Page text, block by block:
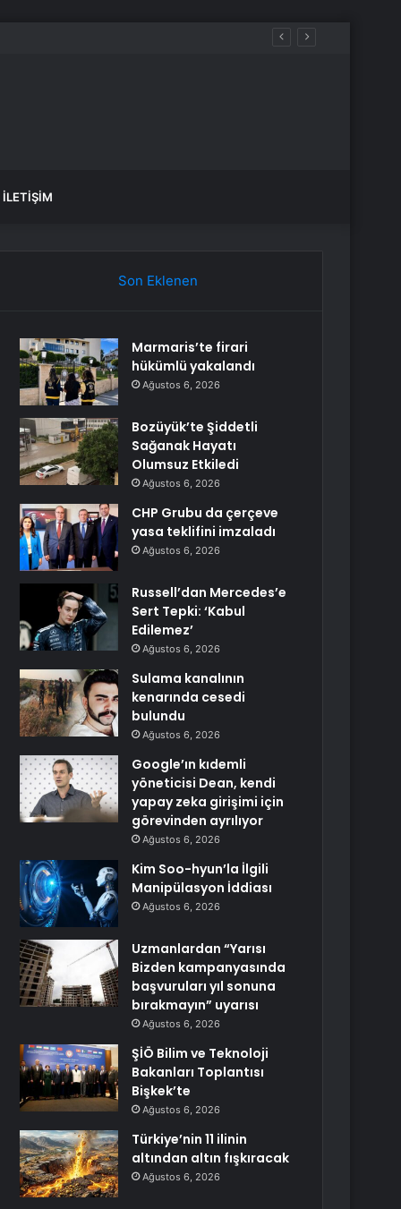
İLETIŞIM
Son Eklenen
Marmaris’te firari
hükümlü yakalandı
Ağustos 6, 2026
Bozüyük’te Şiddetli
Sağanak Hayatı
Olumsuz Etkiledi
Ağustos 6, 2026
CHP Grubu da çerçeve
yasa teklifini imzaladı
Ağustos 6, 2026
Russell’dan Mercedes’e
Sert Tepki: ‘Kabul
Edilemez’
Ağustos 6, 2026
Sulama kanalının
kenarında cesedi
bulundu
Ağustos 6, 2026
Google’ın kıdemli
yöneticisi Dean, kendi
yapay zeka girişimi için
görevinden ayrılıyor
Ağustos 6, 2026
Kim Soo-hyun’la İlgili
Manipülasyon İddiası
Ağustos 6, 2026
Uzmanlardan “Yarısı
Bizden kampanyasında
başvuruları yıl sonuna
bırakmayın” uyarısı
Ağustos 6, 2026
ŞİÖ Bilim ve Teknoloji
Bakanları Toplantısı
Bişkek’te
Ağustos 6, 2026
Türkiye’nin 11 ilinin
altından altın fışkıracak
Ağustos 6, 2026